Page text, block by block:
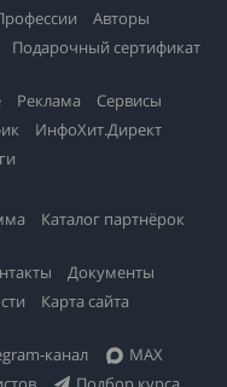
Авторы
Подарочный сертификат
Реклама
Сервисы
ИнфоХит.Директ
Каталог партнёрок
Документы
Карта сайта
канал
MAX